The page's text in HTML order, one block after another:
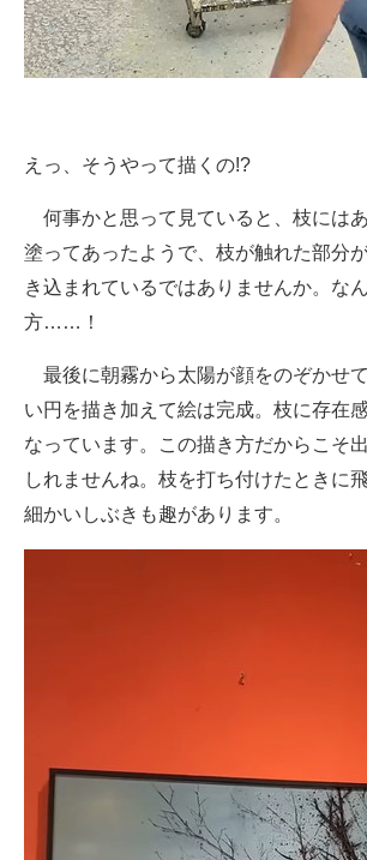
えっ、そうやって描くの!?
何事かと思って見ていると、枝には
塗ってあったようで、枝が触れた部分
き込まれているではありませんか。な
方……！
最後に朝霧から太陽が顔をのぞかせ
い円を描き加えて絵は完成。枝に存在
なっています。この描き方だからこそ
しれませんね。枝を打ち付けたときに
細かいしぶきも趣があります。